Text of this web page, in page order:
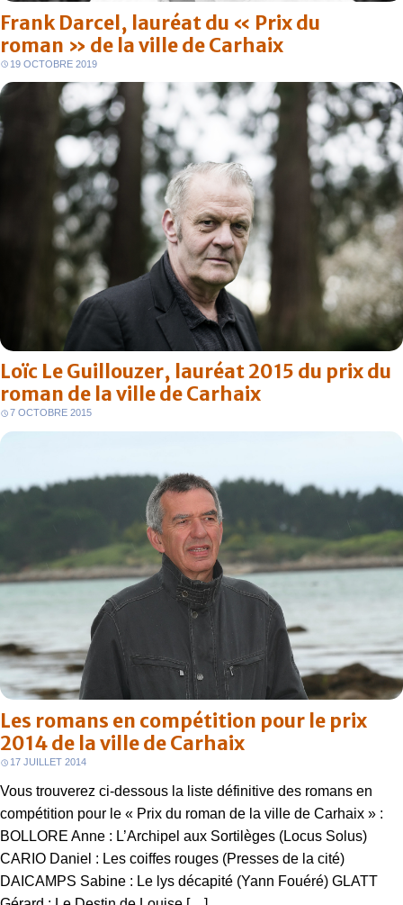
Frank Darcel, lauréat du « Prix du
roman » de la ville de Carhaix
19 OCTOBRE 2019
Loïc Le Guillouzer, lauréat 2015 du prix du
roman de la ville de Carhaix
7 OCTOBRE 2015
Les romans en compétition pour le prix
2014 de la ville de Carhaix
17 JUILLET 2014
Vous trouverez ci-dessous la liste définitive des romans en
compétition pour le « Prix du roman de la ville de Carhaix » :
BOLLORE Anne : L’Archipel aux Sortilèges (Locus Solus)
CARIO Daniel : Les coiffes rouges (Presses de la cité)
DAICAMPS Sabine : Le lys décapité (Yann Fouéré) GLATT